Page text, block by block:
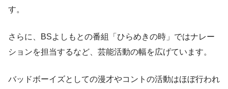
す。
さらに、BSよしもとの番組「ひらめきの時」ではナレー
ションを担当するなど、芸能活動の幅を広げています。
バッドボーイズとしての漫才やコントの活動はほぼ行われ